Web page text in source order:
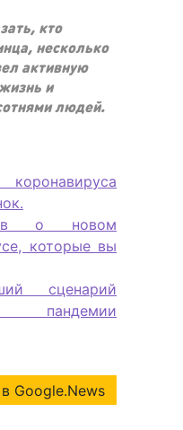
кто
несколько
активную
и
людей.
о новом
которые вы
сценарий
Google.News